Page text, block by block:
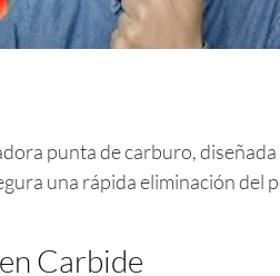
punta de carburo, diseñada
una rápida eliminación del
Carbide